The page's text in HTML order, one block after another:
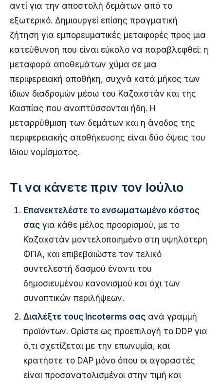
αντί για την αποστολή δεμάτων από το
εξωτερικό. Δημιουργεί επίσης πραγματική
ζήτηση για εμπορευματικές μεταφορές προς μια
κατεύθυνση που είναι εύκολο να παραβλεφθεί: η
μεταφορά αποθεμάτων χύμα σε μια
περιφερειακή αποθήκη, συχνά κατά μήκος των
ίδιων διαδρομών μέσω του Καζακστάν και της
Κασπίας που αναπτύσσονται ήδη. Η
μεταρρύθμιση των δεμάτων και η άνοδος της
περιφερειακής αποθήκευσης είναι δύο όψεις του
ίδιου νομίσματος.
Τι να κάνετε πριν τον Ιούλιο
Επανεκτελέστε το ενσωματωμένο κόστος
σας για κάθε μέλος προορισμού, με το
Καζακστάν μοντελοποιημένο στη υψηλότερη
ΦΠΑ, και επιβεβαιώστε τον τελικό
συντελεστή δασμού έναντι του
δημοσιευμένου κανονισμού και όχι των
συνοπτικών περιλήψεων.
Διαλέξτε τους Incoterms σας ανά γραμμή
προϊόντων. Ορίστε ως προεπιλογή το DDP για
ό,τι σχετίζεται με την επωνυμία, και
κρατήστε το DAP μόνο όπου οι αγοραστές
είναι προσανατολισμένοι στην τιμή και